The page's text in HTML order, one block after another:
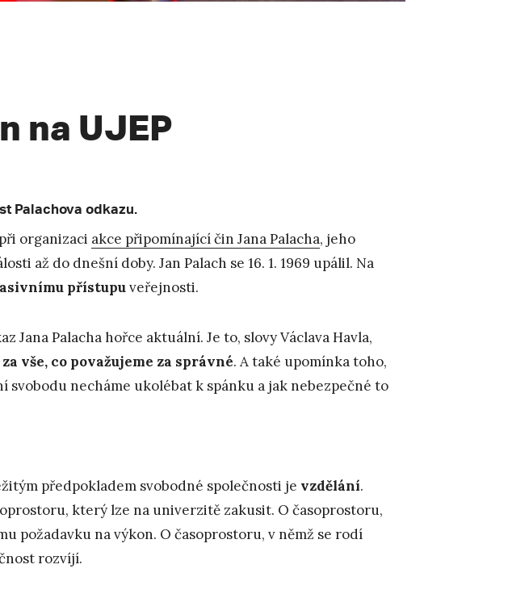
na UJEP
Palachova odkazu.
organizaci akce připomínající čin Jana Palacha, jeho
až do dnešní doby. Jan Palach se 16. 1. 1969 upálil. Na
přístupuveřejnosti.
Jana Palacha hořce aktuální. Je to, slovy Václava Havla,
vše, co považujeme za správné. A také upomínka toho,
svobodu necháme ukolébat k spánku a jak nebezpečné to
předpokladem svobodné společnosti je vzdělání.
který lze na univerzitě zakusit. O časoprostoru,
požadavku na výkon. O časoprostoru, v němž se rodí
rozvíjí.